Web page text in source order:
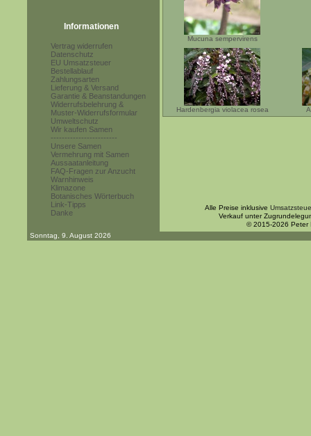
Informationen
Vertrag widerrufen
Datenschutz
EU Umsatzsteuer
Bestellablauf
Zahlungsarten
Lieferung & Versand
Garantie & Beanstandungen
Widerrufsbelehrung &
Muster-Widerrufsformular
Umweltschutz
Wir kaufen Samen
------------------------
Unsere Samen
Vermehrung mit Samen
Aussaatanleitung
FAQ-Fragen zur Anzucht
Warnhinweis
Klimazone
Botanisches Wörterbuch
Link-Tipps
Danke
Mucuna sempervirens
Hardenbergia violacea rosea
Alle Preise inklusive
Verkauf unter
© 2015-2026 Peter
Sonntag, 9. August 2026